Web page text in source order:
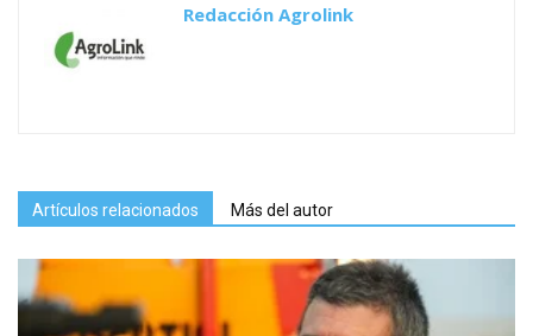
Redacción Agrolink
Artículos relacionados Más del autor